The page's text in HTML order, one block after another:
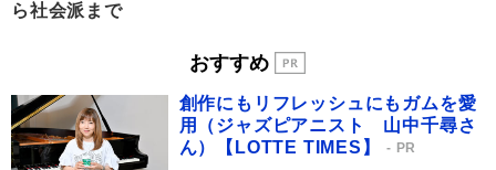
ら社会派まで
おすすめ
創作にもリフレッシュにもガムを愛
用（ジャズピアニスト 山中千尋さ
ん）【LOTTE TIMES】
PR